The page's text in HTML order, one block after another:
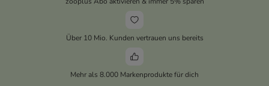
Über 10 Mio. Kunden vertrauen uns bereits
Mehr als 8.000 Markenprodukte für dich